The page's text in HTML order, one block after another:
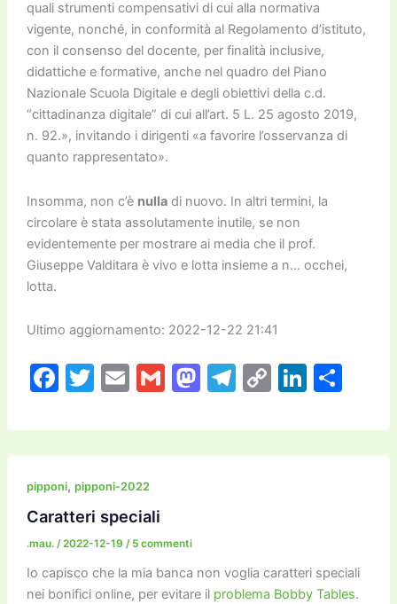
quali strumenti compensativi di cui alla normativa
vigente, nonché, in conformità al Regolamento d’istituto,
con il consenso del docente, per finalità inclusive,
didattiche e formative, anche nel quadro del Piano
Nazionale Scuola Digitale e degli obiettivi della c.d.
“cittadinanza digitale” di cui all’art. 5 L. 25 agosto 2019,
n. 92.», invitando i dirigenti «a favorire l’osservanza di
quanto rappresentato».
Insomma, non c’è nulladi nuovo. In altri termini, la
circolare è stata assolutamente inutile, se non
evidentemente per mostrare ai media che il prof.
Giuseppe Valditara è vivo e lotta insieme a n… occhei,
lotta.
Ultimo aggiornamento: 2022-12-22 21:41
F
c
e
b
o
o
k
T
itt
er
E
ai
l
G
ai
l
M
st
o
T
e
gr
C
p
y
Li
k
e
C
n
di
pipponi, pipponi-2022
Caratteri speciali
.mau. /2022-12-19 / 5 commenti
Io capisco che la mia banca non voglia caratteri speciali
nei bonifici online, per evitare il problema Bobby Tables.